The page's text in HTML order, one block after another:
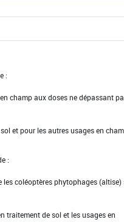
:
champ aux doses ne dépassant
et pour les autres usages en
:
coléoptères phytophages (altise)
traitement de sol et les usages en